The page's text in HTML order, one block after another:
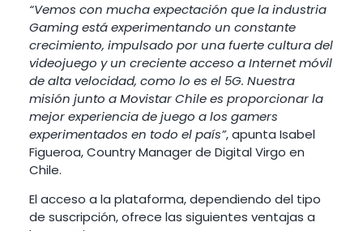
“Vemos con mucha expectación que la industria
Gaming está experimentando un constante
crecimiento, impulsado por una fuerte cultura del
videojuego y un creciente acceso a Internet móvil
de alta velocidad, como lo es el 5G. Nuestra
misión junto a Movistar Chile es proporcionar la
mejor experiencia de juego a los gamers
experimentados en todo el país”, apunta Isabel
Figueroa, Country Manager de Digital Virgo en
Chile.
El acceso a la plataforma, dependiendo del tipo
de suscripción, ofrece las siguientes ventajas a